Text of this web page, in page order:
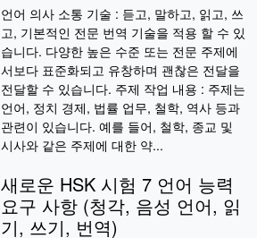
언어 의사 소통 기술 : 듣고, 말하고, 읽고, 쓰
고, 기본적인 전문 번역 기술을 적용 할 수 있
습니다. 다양한 높은 수준 또는 전문 주제에
서보다 표준화되고 유창하며 괜찮은 전달을
전달할 수 있습니다. 주제 작업 내용 : 주제는
언어, 정치 경제, 법률 업무, 철학, 역사 등과
관련이 있습니다. 예를 들어, 철학, 종교 및
시사와 같은 주제에 대한 약...
새로운 HSK 시험 7 언어 능력
요구 사항 (청각, 음성 언어, 읽
기, 쓰기, 번역)